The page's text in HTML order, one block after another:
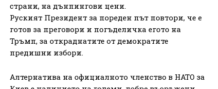
страни, на дънпингови цени.
Руският Президент за пореден път повтори, че е
готов за преговори и погъделичка егото на
Тръмп, за откраднатите от демократите
предишни избори.
Алтернатива на официалното членство в НАТО за